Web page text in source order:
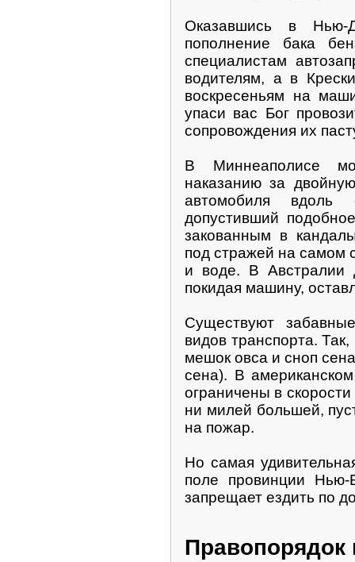
Оказавшись в
пополнение бака
специалистам
водителям, а в
воскресеньям на
упаси вас Бог
сопровождения их
В Миннеаполисе
наказанию за
автомобиля вдоль
допустивший
закованным в
под стражей на самом
и воде. В Австралии
покидая машину,
Существуют
видов транспорта.
мешок овса и сноп
сена). В
ограничены в
ни милей большей,
на пожар.
Но самая
поле провинции
запрещает ездить по